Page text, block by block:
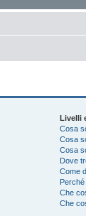
Livelli
Cosa
Cosa
Cosa
Dove
Come
Che
Che